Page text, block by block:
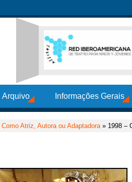
Arquivo Informações Gerais
Como Atriz, Autora ou Adaptadora» 1998 –